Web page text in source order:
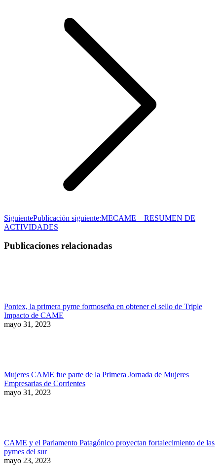
SiguientePublicación siguiente:MECAME – RESUMEN DE
ACTIVIDADES
Publicaciones relacionadas
Pontex, la primera pyme formoseña en obtener el sello de Triple
Impacto de CAME
mayo 31, 2023
Mujeres CAME fue parte de la Primera Jornada de Mujeres
Empresarias de Corrientes
mayo 31, 2023
CAME y el Parlamento Patagónico proyectan fortalecimiento de las
pymes del sur
mayo 23, 2023